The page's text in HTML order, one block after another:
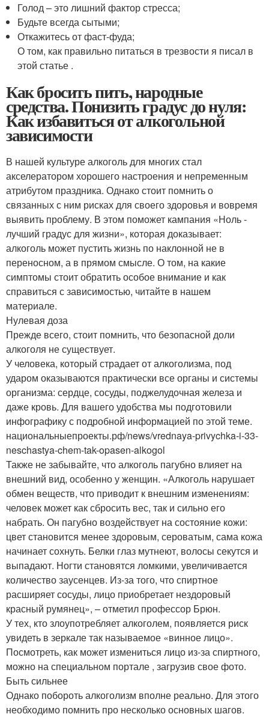
Голод – это лишний фактор стресса;
Будьте всегда сытыми;
Откажитесь от фаст-фуда;
О том, как правильно питаться в трезвости я писал в
этой статье .
Как бросить пить, народные
средства. Понизить градус до нуля:
Как избавиться от алкогольной
зависимости
В нашей культуре алкоголь для многих стал
акселератором хорошего настроения и непременным
атрибутом праздника. Однако стоит помнить о
связанных с ним рисках для своего здоровья и вовремя
выявить проблему. В этом поможет кампания «Ноль -
лучший градус для жизни», которая доказывает:
алкоголь может пустить жизнь по наклонной не в
переносном, а в прямом смысле. О том, на какие
симптомы стоит обратить особое внимание и как
справиться с зависимостью, читайте в нашем
материале.
Нулевая доза
Прежде всего, стоит помнить, что безопасной доли
алкоголя не существует.
У человека, который страдает от алкоголизма, под
ударом оказываются практически все органы и системы
организма: сердце, сосуды, поджелудочная железа и
даже кровь. Для вашего удобства мы подготовили
инфографику с подробной информацией по этой теме.
национальныепроекты.рф/news/vrednaya-privychka-i-33-
neschastya-chem-tak-opasen-alkogol
Также не забывайте, что алкоголь пагубно влияет на
внешний вид, особенно у женщин. «Алкоголь нарушает
обмен веществ, что приводит к внешним изменениям:
человек может как сбросить вес, так и сильно его
набрать. Он пагубно воздействует на состояние кожи:
цвет становится менее здоровым, сероватым, сама кожа
начинает сохнуть. Белки глаз мутнеют, волосы секутся и
выпадают. Ногти становятся ломкими, увеличивается
количество заусенцев. Из-за того, что спиртное
расширяет сосуды, лицо приобретает нездоровый
красный румянец», – отметил профессор Брюн.
У тех, кто злоупотребляет алкоголем, появляется риск
увидеть в зеркале так называемое «винное лицо».
Посмотреть, как может измениться лицо из-за спиртного,
можно на специальном портале , загрузив свое фото.
Быть сильнее
Однако побороть алкоголизм вполне реально. Для этого
необходимо помнить про несколько основных шагов.